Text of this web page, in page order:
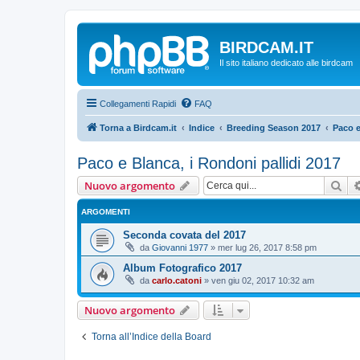
BIRDCAM.IT
Il sito italiano dedicato alle birdcam
Collegamenti Rapidi FAQ
Torna a Birdcam.it Indice Breeding Season 2017 Paco
Paco e Blanca, i Rondoni pallidi 2017
Nuovo argomento
ARGOMENTI
Seconda covata del 2017
da Giovanni 1977 » mer lug 26, 2017 8:58 pm
Album Fotografico 2017
da carlo.catoni » ven giu 02, 2017 10:32 am
Nuovo argomento
Torna all’Indice della Board